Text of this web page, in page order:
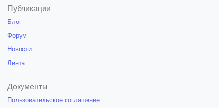
Публикации
Блог
Форум
Новости
Лента
Документы
Пользовательское соглашение